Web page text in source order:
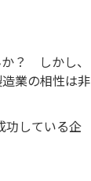
？ しかし、
業の相性は非
功している企